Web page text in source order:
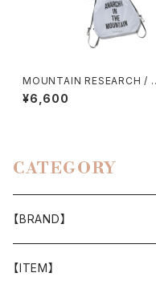
MOUNTAIN RESEARCH /
ANDER PACK
¥6,600
CATEGORY
【BRAND】
山と道
【ITEM】